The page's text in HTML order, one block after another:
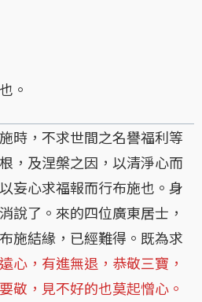
。
時，不求世間之名譽福利等
，及涅槃之因，以清淨心而
妄心求福報而行布施也。身
說了。來的四位廣東居士，
施結緣，已經難得。既為求
心，有進無退，恭敬三寶，
敬，見不好的也莫起憎心。